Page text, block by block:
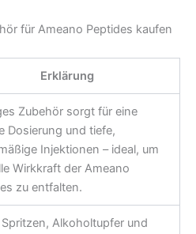
für Ameano Peptides kaufen
Erklärung
Zubehör sorgt für eine
Dosierung und tiefe,
Injektionen – ideal, um
Wirkkraft der Ameano
zu entfalten.
Spritzen, Alkoholtupfer und